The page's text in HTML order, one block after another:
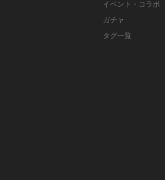
イベント・コラボ
ガチャ
タグ一覧